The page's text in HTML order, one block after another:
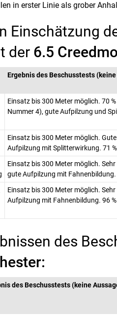
in erster Linie als grober
Einschätzung
der 6.5
Ergebnis des Beschusstests
Einsatz bis 300 Meter möglich. 70
Nummer 4), gute Aufpilzung und
Einsatz bis 300 Meter möglich.
Aufpilzung mit Splitterwirkung. 71
Einsatz bis 300 Meter möglich.
gute Aufpilzung mit
Einsatz bis 300 Meter möglich.
Aufpilzung mit Fahnenbildung. 96
des
des Beschusstests (keine